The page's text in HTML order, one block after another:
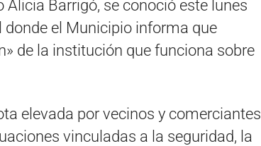
Barrigó, se conoció este lunes
el Municipio informa que
de la institución que funciona sobre
elevada por vecinos y comerciantes
vinculadas a la seguridad, la